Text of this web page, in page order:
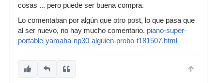
cosas ... pero puede ser buena compra.
Lo comentaban por algún que otro post, lo que pasa que
al ser nuevo, no hay mucho comentario. piano-super-
portable-yamaha-np30-alguien-probo-t181507.html